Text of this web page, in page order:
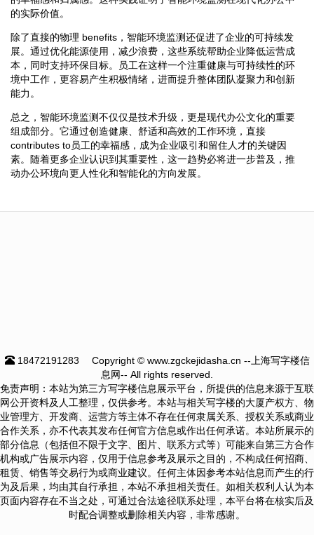
的实际价值。
除了直接的物理 benefits，智能环境监测还促进了企业的可持续发
展。通过优化能源使用，减少浪费，这些系统帮助企业降低运营成
本，同时支持环保目标。员工在这样一个注重健康与可持续性的环
境中工作，更容易产生积极情绪，进而提升整体团队凝聚力和创新
能力。
总之，智能环境监测不仅仅是技术升级，更是现代办公文化的重要
组成部分。它通过创造健康、舒适和高效的工作环境，直接
contributes to员工的幸福感，成为企业吸引和留住人才的关键因
素。随着更多企业认识到其重要性，这一趋势必将进一步普及，推
动办公环境向更人性化和智能化的方向发展。
18472191283
Copyright © www.zgckejidasha.cn --上海写字楼信
息网-- All rights reserved.
免责声明：本站为第三方写字楼信息展示平台，所提供的信息来源于互联
网公开资料及人工整理，仅供参考。本站与相关写字楼的大厦产权方、物
业管理方、开发商、运营方等主体不存在任何隶属关系、授权关系或商业
合作关系，亦不代表其发布任何官方信息或作出任何承诺。本站所展示的
部分信息（包括但不限于文字、图片、联系方式等）可能来自第三方合作
机构或广告展示内容，仅用于信息参考及展示之目的，不构成任何招商、
租赁、销售等交易行为或商业建议。任何主体因参考本站信息而产生的行
为及后果，均由其自行承担，本站不承担相关责任。如相关权利人认为本
页面内容存在不当之处，可通过合法途径联系处理，本平台将在核实后及
时配合调整或删除相关内容，非常感谢。